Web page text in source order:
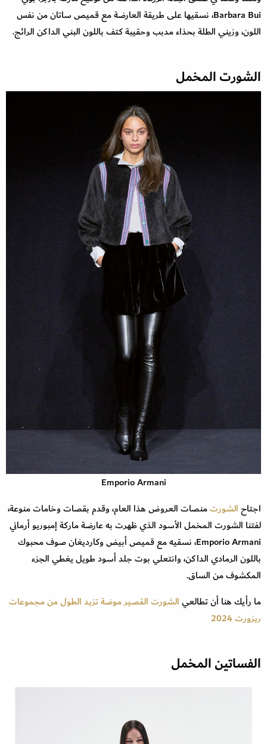
Barbara Bui، نسقيها على طريقة العارضة مع قميص ساتان من نفس
اللون، وزيني الطلة بحذاء مدبب وحقيبة كتف باللون البني الداكن الرائج.
الشورت المخمل
Emporio Armani
اجتاح الشورتمنصات العروض هذا العام، وقدم بقصات وخامات منوعة،
لفتنا الشورت المخمل الأسود الذي ظهرت به عارضة ماركة إمبوريو أرماني
Emporio Armani، نسقيه مع قميص أبيض وكارديغان صوف محبوك
باللون الرمادي الداكن، وانتعلي بوت جلد أسود طويل يغطي الجزء
المكشوف من الساق.
ما رأيك هنا أن تطالعيالشورت القصير موضة تزيد الطول من مجموعات
ريزورت 2024
الفساتين المخمل